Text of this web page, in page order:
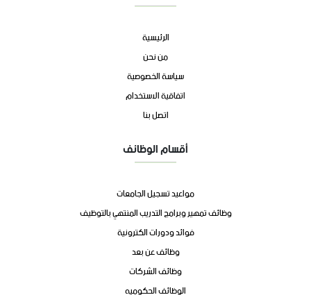
الرئيسية
من نحن
سياسة الخصوصية
اتفاقية الاستخدام
اتصل بنا
أقسام الوظائف
مواعيد تسجيل الجامعات
وظائف تمهير وبرامج التدريب المنتهي بالتوظيف
فوائد ودورات الكترونية
وظائف عن بعد
وظائف الشركات